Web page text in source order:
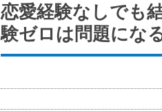
恋愛経験なしでも
験ゼロは問題にな